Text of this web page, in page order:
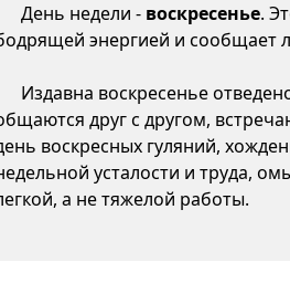
День недели - воскресенье.
энергией и сообщает
Издавна воскресенье
друг с другом,
воскресных гуляний,
усталости и труда,
а не тяжелой работы.